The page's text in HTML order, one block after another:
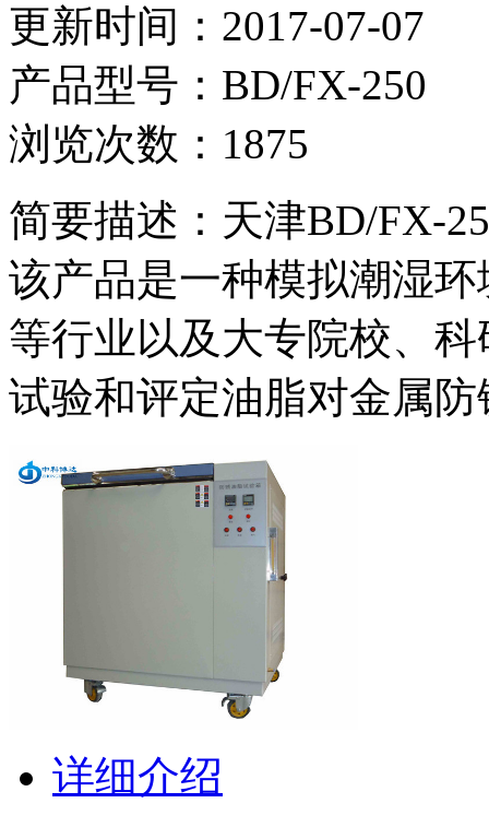
更新时间：2017-07-07
产品型号：BD/FX-250
浏览次数：1875
简要描述：天津BD/FX-
该产品是一种模拟潮湿
等行业以及大专院校、
试验和评定油脂对金属
详细介绍